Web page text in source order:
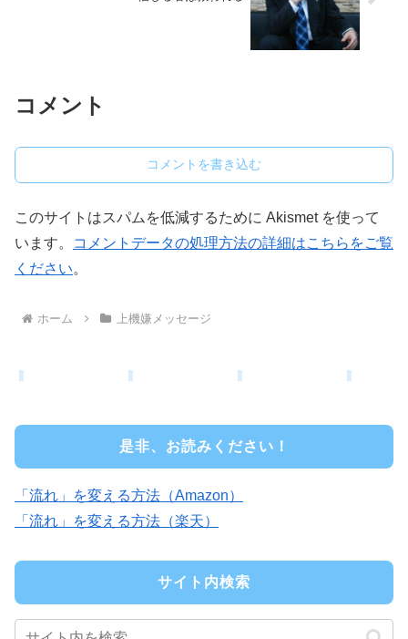
コメント
コメントを書き込む
このサイトはスパムを低減するために Akismet を使って
います。
コメントデータの処理方法の詳細はこちらをご覧
ください。
ホーム 上機嫌メッセージ
是非、お読みください！
「流れ」を変える方法（Amazon）
「流れ」を変える方法（楽天）
サイト内検索